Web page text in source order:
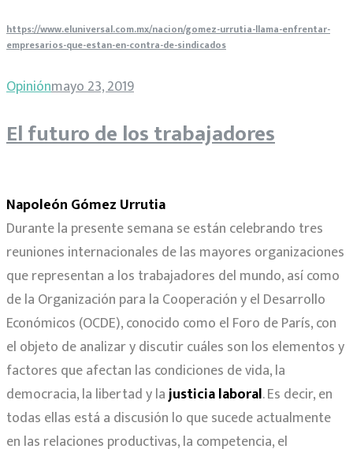
https://www.eluniversal.com.mx/nacion/gomez-urrutia-llama-enfrentar-
empresarios-que-estan-en-contra-de-sindicados
Opiniónmayo 23, 2019
El futuro de los trabajadores
Napoleón Gómez Urrutia
Durante la presente semana se están celebrando tres
reuniones internacionales de las mayores organizaciones
que representan a los trabajadores del mundo, así como
de la Organización para la Cooperación y el Desarrollo
Económicos (OCDE), conocido como el Foro de París, con
el objeto de analizar y discutir cuáles son los elementos y
factores que afectan las condiciones de vida, la
democracia, la libertad y lajusticia laboral. Es decir, en
todas ellas está a discusión lo que sucede actualmente
en las relaciones productivas, la competencia, el